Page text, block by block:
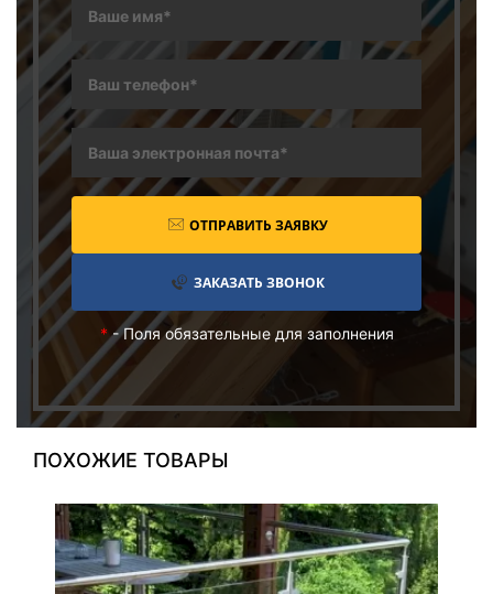
ОТПРАВИТЬ ЗАЯВКУ
ЗАКАЗАТЬ ЗВОНОК
*- Поля обязательные для заполнения
ПОХОЖИЕ ТОВАРЫ